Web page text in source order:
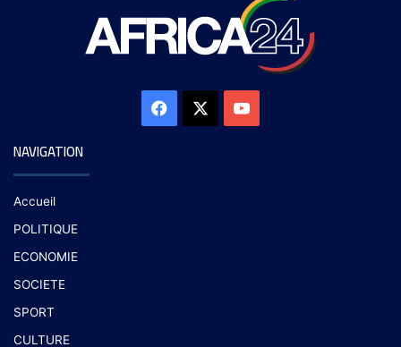
NAVIGATION
Accueil
POLITIQUE
ECONOMIE
SOCIETE
SPORT
CULTURE